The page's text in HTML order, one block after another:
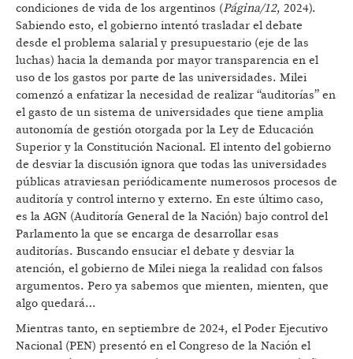
condiciones de vida de los argentinos (Página/12, 2024).
Sabiendo esto, el gobierno intentó trasladar el debate
desde el problema salarial y presupuestario (eje de las
luchas) hacia la demanda por mayor transparencia en el
uso de los gastos por parte de las universidades. Milei
comenzó a enfatizar la necesidad de realizar “auditorías” en
el gasto de un sistema de universidades que tiene amplia
autonomía de gestión otorgada por la Ley de Educación
Superior y la Constitución Nacional. El intento del gobierno
de desviar la discusión ignora que todas las universidades
públicas atraviesan periódicamente numerosos procesos de
auditoría y control interno y externo. En este último caso,
es la AGN (Auditoría General de la Nación) bajo control del
Parlamento la que se encarga de desarrollar esas
auditorías. Buscando ensuciar el debate y desviar la
atención, el gobierno de Milei niega la realidad con falsos
argumentos. Pero ya sabemos que mienten, mienten, que
algo quedará…
Mientras tanto, en septiembre de 2024, el Poder Ejecutivo
Nacional (PEN) presentó en el Congreso de la Nación el